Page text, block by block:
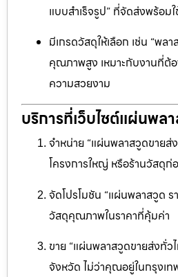
แบบสำเร็จรูป” ที่จัดส่งพร้อม
มีเกรดวัสดุให้เลือก เช่น “พล
คุณภาพสูง เหมาะกับงานที่ต้
ความสวยงาม
บริการที่เว็บไซต์แผ่นพล
จำหน่าย “แผ่นพลาสวูดขายส่
โครงการใหญ่ หรือร้านวัสดุก่
จัดโปรโมชัน “แผ่นพลาสวูด
วัสดุคุณภาพในราคาที่คุ้มค่า
ขาย “แผ่นพลาสวูดขายส่งทั่
จังหวัด ไม่ว่าคุณอยู่ในกรุงเ